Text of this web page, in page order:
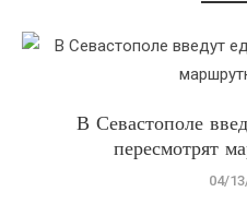
В Севастополе
пересмотрят
04/